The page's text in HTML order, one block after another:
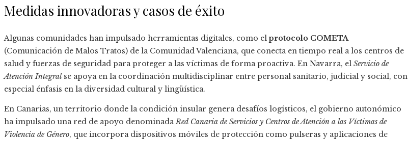
Medidas innovadoras y casos de éxito
Algunas comunidades han impulsado herramientas digitales, como elprotocolo COMETA
(Comunicación de Malos Tratos) de la Comunidad Valenciana, que conecta en tiempo real a los centros de
salud y fuerzas de seguridad para proteger a las víctimas de forma proactiva. En Navarra, el Servicio de
Atención Integral se apoya en la coordinación multidisciplinar entre personal sanitario, judicial y social, con
especial énfasis en la diversidad cultural y lingüística.
En Canarias, un territorio donde la condición insular genera desafíos logísticos, el gobierno autonómico
ha impulsado una red de apoyo denominadaRed Canaria de Servicios y Centros de Atención a las Víctimas de
Violencia de Género, que incorpora dispositivos móviles de protección como pulseras y aplicaciones de